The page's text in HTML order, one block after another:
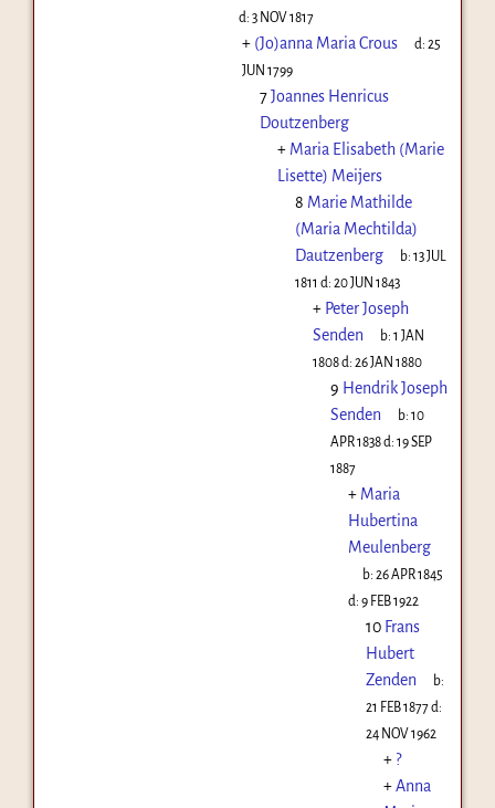
d:3 NOV 1817
+ (Jo)anna Maria Crous d:25
JUN 1799
7Joannes Henricus
Doutzenberg
+ Maria Elisabeth (Marie
Lisette) Meijers
8 Marie Mathilde
(Maria Mechtilda)
Dautzenberg
b:13 JUL
1811 d: 20 JUN 1843
+ Peter Joseph
Senden
b:1 JAN
1808d: 26 JAN 1880
9 Hendrik Joseph
Senden
b:10
APR 1838d: 19 SEP
1887
+ Maria
Hubertina
Meulenberg
b:26 APR 1845
d: 9 FEB 1922
10 Frans
Hubert
Zenden
b:
21 FEB 1877d:
24 NOV 1962
+ ?
+Anna